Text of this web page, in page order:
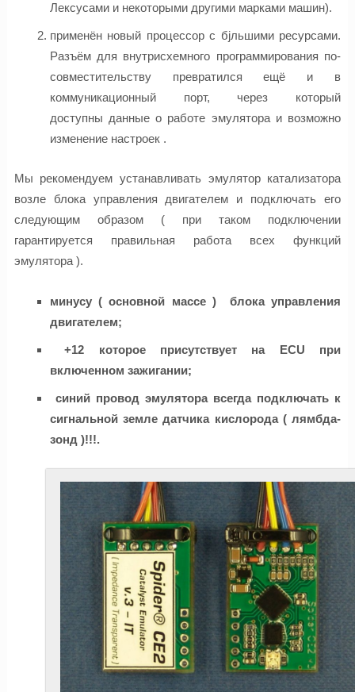
Лексусами и некоторыми другими марками машин).
применён новый процессор с бjльшими ресурсами.
Разъём для внутрисхемного программирования по-
совместительству превратился ещё и в
коммуникационный порт, через который
доступны данные о работе эмулятора и возможно
изменение настроек .
Мы рекомендуем устанавливать эмулятор катализатора
возле блока управления двигателем и подключать его
следующим образом ( при таком подключении
гарантируется правильная работа всех функций
эмулятора ).
минусу ( основной массе ) блока управления
двигателем;
+12 которое присутствует на ECU при
включенном зажигании;
синий провод эмулятора всегда подключать к
сигнальной земле датчика кислорода ( лямбда-
зонд )!!!.